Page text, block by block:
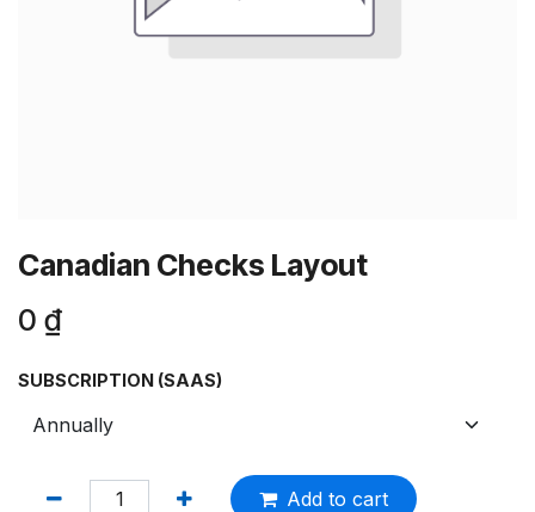
Canadian Checks Layout
0 ₫
SUBSCRIPTION (SAAS)
Add to cart